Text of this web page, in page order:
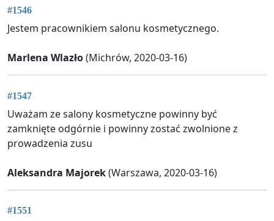
#1546
Jestem pracownikiem salonu kosmetycznego.
Marlena Wlazło(Michrów, 2020-03-16)
#1547
Uważam ze salony kosmetyczne powinny być
zamknięte odgórnie i powinny zostać zwolnione z
prowadzenia zusu
Aleksandra Majorek(Warszawa, 2020-03-16)
#1551